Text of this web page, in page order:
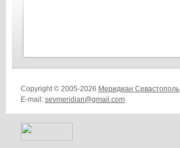
Copyright © 2005-2026 Меридиан Севастополь
E-mail: sevmeridian@gmail.com